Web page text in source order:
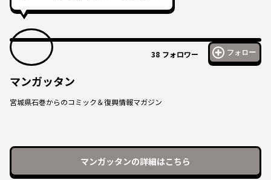
38 フォロワー フォロー
マンガッタン
宮城県石巻からのコミック＆復興情報マガジン
マンガッタンの詳細はこちら